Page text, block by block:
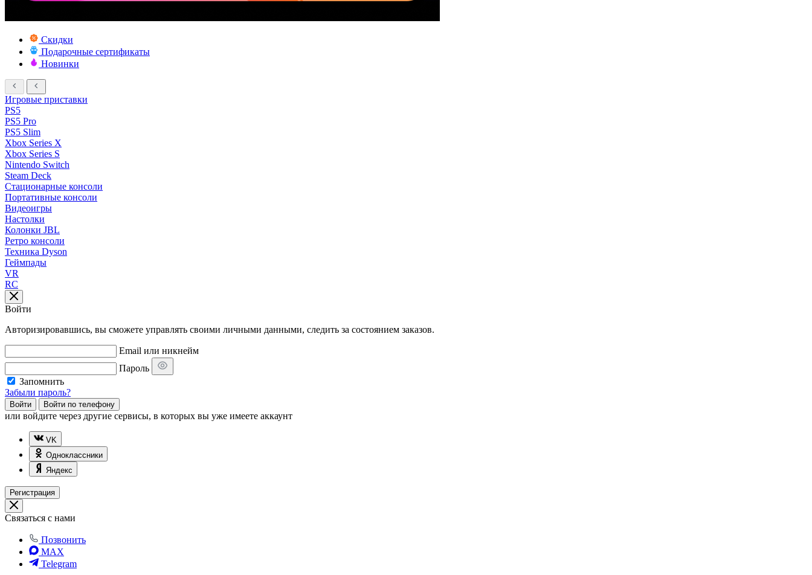
Скидки
Подарочные сертификаты
Новинки
Игровые приставки
PS5
PS5 Pro
PS5 Slim
Xbox Series X
Xbox Series S
Nintendo Switch
Steam Deck
Стационарные консоли
Портативные консоли
Видеоигры
Настолки
Колонки JBL
Ретро консоли
Техника Dyson
Геймпады
VR
RC
Войти
Авторизировавшись, вы сможете управлять своими личными данными, следить за состоянием заказов.
Email или никнейм
Пароль
Запомнить
Забыли пароль?
Войти Войти по телефону
или войдите через другие сервисы, в которых вы уже имеете аккаунт
VK
Одноклассники
Яндекс
Регистрация
Связаться с нами
Позвонить
MAX
Telegram